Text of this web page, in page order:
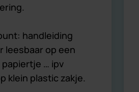
handleiding
leesbaar op een
… ipv
klein plastic zakje.